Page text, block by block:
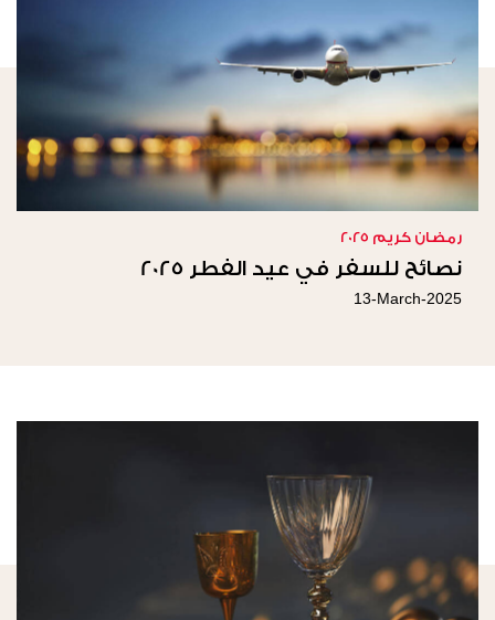
رمضان كريم 2025
نصائح للسفر في عيد الفطر 2025
13-March-2025